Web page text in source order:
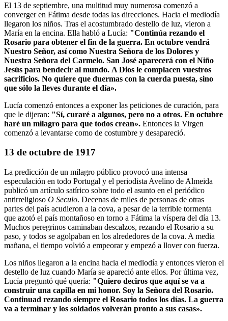
El 13 de septiembre, una multitud muy numerosa comenzó a
converger en Fátima desde todas las direcciones. Hacia el mediodía
llegaron los niños. Tras el acostumbrado destello de luz, vieron a
María en la encina. Ella habló a Lucía: "Continúa rezando el
Rosario para obtener el fin de la guerra. En octubre vendrá
Nuestro Señor, así como Nuestra Señora de los Dolores y
Nuestra Señora del Carmelo. San José aparecerá con el Niño
Jesús para bendecir al mundo. A Dios le complacen vuestros
sacrificios. No quiere que duermas con la cuerda puesta, sino
que sólo la lleves durante el día».
Lucía comenzó entonces a exponer las peticiones de curación, para
que le dijeran: "Sí, curaré a algunos, pero no a otros. En octubre
haré un milagro para que todos crean». Entonces la Virgen
comenzó a levantarse como de costumbre y desapareció.
13 de octubre de 1917
La predicción de un milagro público provocó una intensa
especulación en todo Portugal y el periodista Avelino de Almeida
publicó un artículo satírico sobre todo el asunto en el periódico
antirreligioso O Seculo. Decenas de miles de personas de otras
partes del país acudieron a la cova, a pesar de la terrible tormenta
que azotó el país montañoso en torno a Fátima la víspera del día 13.
Muchos peregrinos caminaban descalzos, rezando el Rosario a su
paso, y todos se agolpaban en los alrededores de la cova. A media
mañana, el tiempo volvió a empeorar y empezó a llover con fuerza.
Los niños llegaron a la encina hacia el mediodía y entonces vieron el
destello de luz cuando María se apareció ante ellos. Por última vez,
Lucía preguntó qué quería: "Quiero deciros que aquí se va a
construir una capilla en mi honor. Soy la Señora del Rosario.
Continuad rezando siempre el Rosario todos los días. La guerra
va a terminar y los soldados volverán pronto a sus casas».